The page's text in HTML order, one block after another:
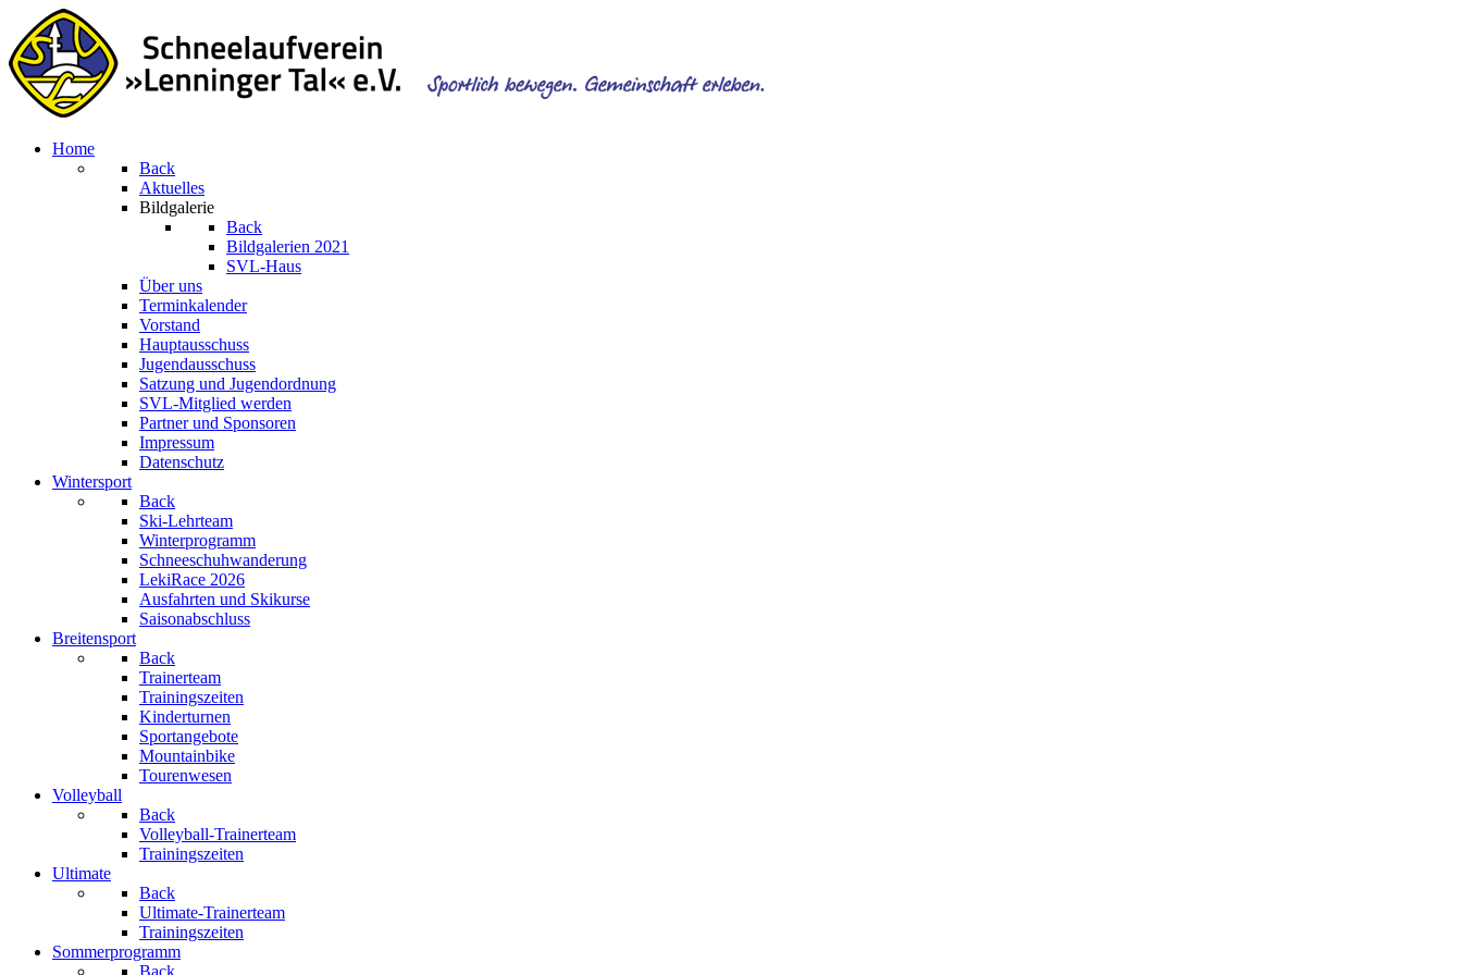
Home
Back
Aktuelles
Bildgalerie
Back
Bildgalerien 2021
SVL-Haus
Über uns
Terminkalender
Vorstand
Hauptausschuss
Jugendausschuss
Satzung und Jugendordnung
SVL-Mitglied werden
Partner und Sponsoren
Impressum
Datenschutz
Wintersport
Back
Ski-Lehrteam
Winterprogramm
Schneeschuhwanderung
LekiRace 2026
Ausfahrten und Skikurse
Saisonabschluss
Breitensport
Back
Trainerteam
Trainingszeiten
Kinderturnen
Sportangebote
Mountainbike
Tourenwesen
Volleyball
Back
Volleyball-Trainerteam
Trainingszeiten
Ultimate
Back
Ultimate-Trainerteam
Trainingszeiten
Sommerprogramm
Back